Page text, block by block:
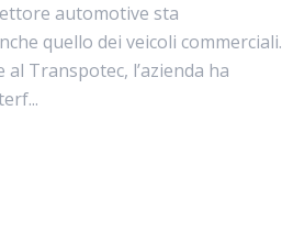
automotive sta
quello dei veicoli commerciali.
Transpotec, l’azienda ha